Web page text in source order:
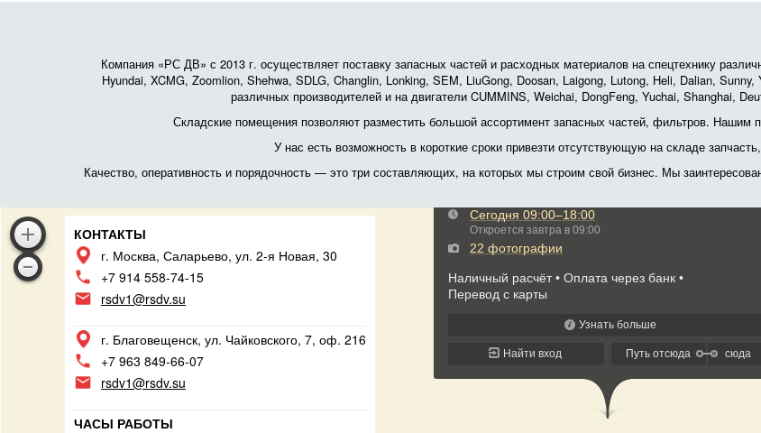
Компания «РС ДВ» с 2013 г. осуществляет поставку запасных частей и расходных материалов на спецтехнику
Hyundai, XCMG, Zoomlion, Shehwa, SDLG, Changlin, Lonking, SEM, LiuGong, Doosan, Laigong, Lutong, Heli, Dalian,
различных производителей и на двигатели CUMMINS, Weichai, DongFeng, Yuchai, Shanghai,
Складские помещения позволяют разместить большой ассортимент запасных частей, фильтров. Нашим
У нас есть возможность в короткие сроки привезти отсутствующую на складе
Качество, оперативность и порядочность — это три составляющих, на которых мы строим свой бизнес. Мы
КОНТАКТЫ
г. Москва, Саларьево, ул. 2-я Новая, 30
+7 914 558-74-15
rsdv1@rsdv.su
г. Благовещенск, ул. Чайковского, 7, оф. 216
+7 963 849-66-07
rsdv1@rsdv.su
ЧАСЫ РАБОТЫ